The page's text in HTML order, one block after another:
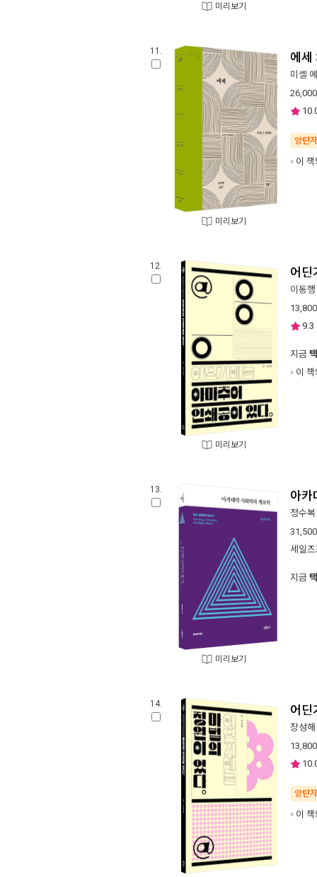
미리보기
11.
미리보기
에세
미셸
26,000
양탄
이
12.
미리보기
어딘
이동행
13,800
9.3
지금
이
13.
미리보기
아카
정수복
31,500
세일
지금
14. 어딘
장성해
13,800
양탄
이